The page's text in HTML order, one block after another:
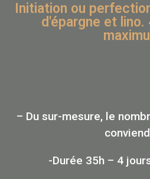
Initiation ou
d'épargne et lino.
– Du sur-mesure, le
-Durée 35h – 4